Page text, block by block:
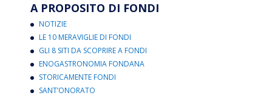
A PROPOSITO DI FONDI
NOTIZIE
LE 10 MERAVIGLIE DI FONDI
GLI 8 SITI DA SCOPRIRE A FONDI
ENOGASTRONOMIA FONDANA
STORICAMENTE FONDI
SANT’ONORATO